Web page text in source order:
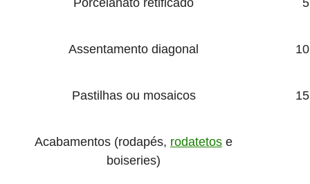
Porcelanato retificado
Assentamento diagonal
Pastilhas ou mosaicos
Acabamentos (rodapés, rodatetos e
boiseries)